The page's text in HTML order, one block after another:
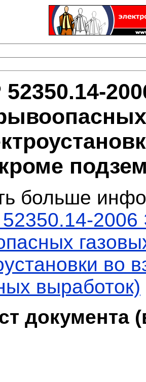
больше
2006
во
выработок)
документа